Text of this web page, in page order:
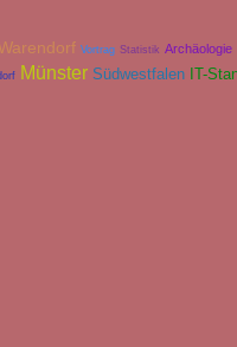
Vortrag Statistik Archäologie
Münster Südwestfalen IT-